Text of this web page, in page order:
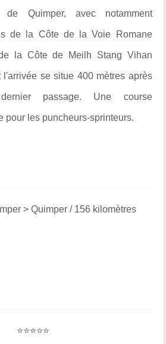
de Quimper, avec notamment
de la Côte de la Voie Romane
la Côte de Meilh Stang Vihan
l'arrivée se situe 400 mètres après
passage. Une course
pour les puncheurs-sprinteurs.
> Quimper / 156 kilomètres
⭐⭐⭐⭐⭐